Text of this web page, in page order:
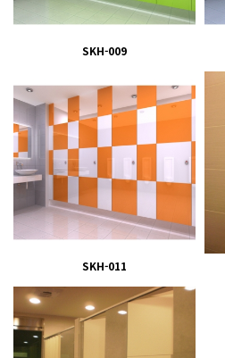
SKH-009
SKH-011